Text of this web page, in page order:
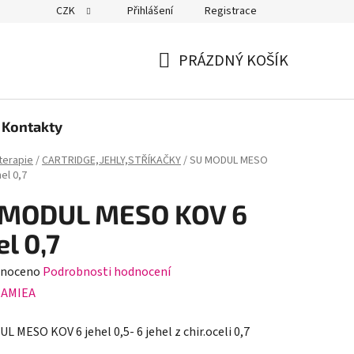
CZK Přihlášení Registrace
PRÁZDNÝ KOŠÍK
Kontakty
/CARTRIDGE,JEHLY,STŘÍKAČKY/SU MODUL MESO
0,7
MESO KOV 6
0,7
Podrobnosti hodnocení
AMIEA
MESO KOV 6 jehel 0,5- 6 jehel z chir.oceli 0,7